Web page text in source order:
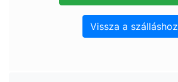
Vissza a szálláshoz